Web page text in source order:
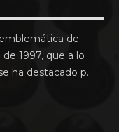
de
1997, que a lo
ha destacado p....